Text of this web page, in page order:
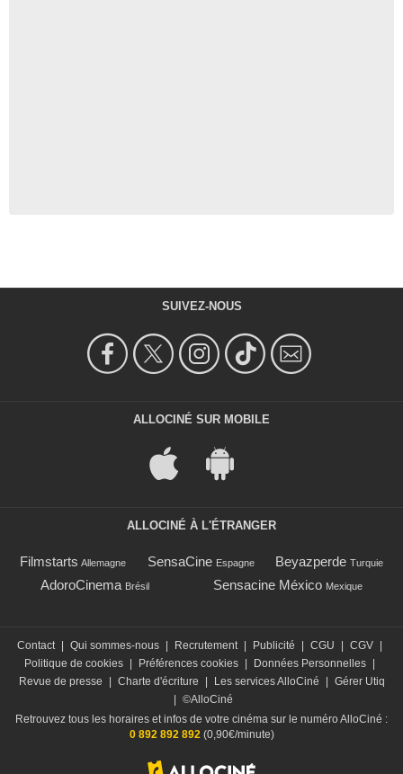
SUIVEZ-NOUS
ALLOCINÉ SUR MOBILE
ALLOCINÉ À L'ÉTRANGER
Filmstarts Allemagne SensaCine Espagne Beyazperde Turquie
AdoroCinema Brésil Sensacine México Mexique
Contact Qui sommes-nous Recrutement Publicité CGU CGV
Politique de cookies
Préférences cookies Données Personnelles
Revue de presse
Charte d'écriture Les services AlloCiné
Gérer Utiq
©AlloCiné
Retrouvez tous les horaires et infos de votre cinéma sur le numéro AlloCiné :
0 892 892 892(0,90€/minute)